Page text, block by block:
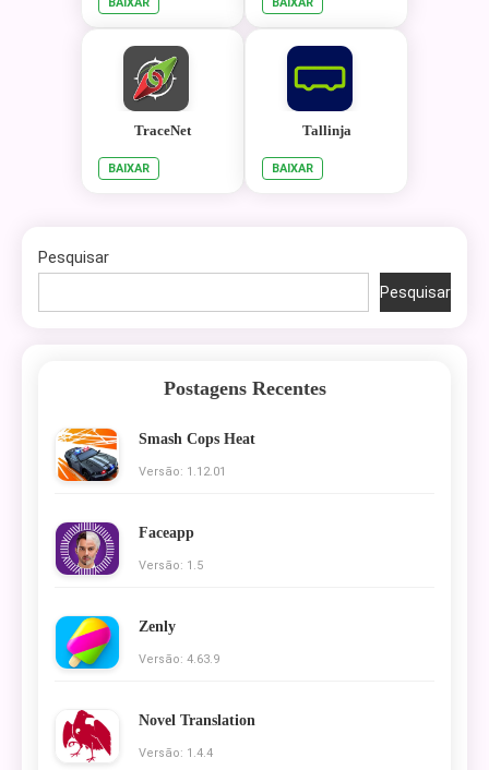
TraceNet
BAIXAR
Tallinja
BAIXAR
Pesquisar
Pesquisar
Postagens Recentes
Smash Cops Heat
Versão: 1.12.01
Faceapp
Versão: 1.5
Zenly
Versão: 4.63.9
Novel Translation
Versão: 1.4.4